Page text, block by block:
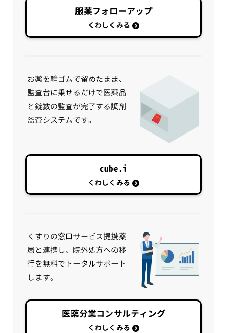
服薬フォローアップ
くわしくみる
お薬を輪ゴムで留めたまま、
監査台に乗せるだけで医薬品
と錠数の監査が完了する調剤
監査システムです。
cube.i
くわしくみる
くすりの窓口サービス提携薬
局と連携し、院外処方への移
行を無料でトータルサポート
します。
医薬分業コンサルティング
くわしくみる